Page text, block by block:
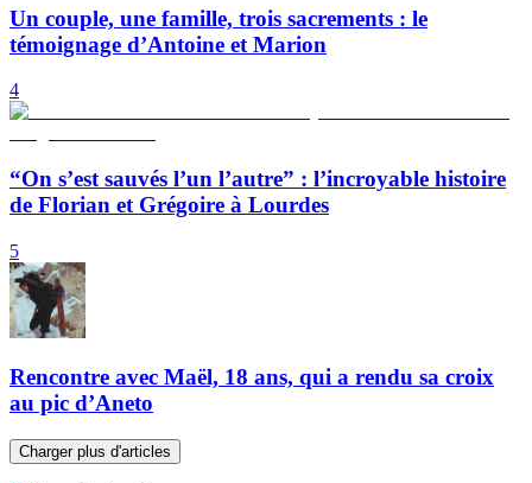
Un couple, une famille, trois sacrements : le
témoignage d’Antoine et Marion
4
“On s’est sauvés l’un l’autre” : l’incroyable histoire
de Florian et Grégoire à Lourdes
5
Rencontre avec Maël, 18 ans, qui a rendu sa croix
au pic d’Aneto
Charger plus d'articles